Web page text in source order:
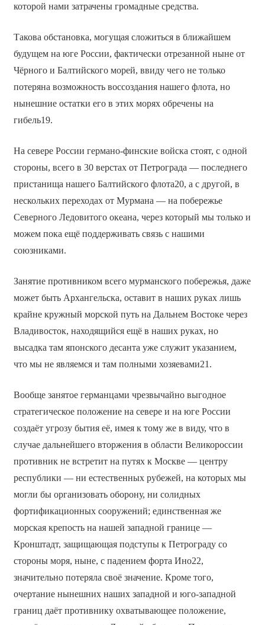
которой нами затрачены громадные средства.
Такова обстановка, могущая сложиться в ближайшем
будущем на юге России, фактически отрезанной ныне от
Чёрного и Балтийского морей, ввиду чего не только
потеряна возможность воссоздания нашего флота, но
нынешние остатки его в этих морях обречены на
гибель19.
На севере России германо-финские войска стоят, с одной
стороны, всего в 30 верстах от Петрограда — последнего
пристанища нашего Балтийского флота20, а с другой, в
нескольких переходах от Мурмана — на побережье
Северного Ледовитого океана, через который мы только и
можем пока ещё поддерживать связь с нашими
союзниками.
Занятие противником всего мурманского побережья, даже
может быть Архангельска, оставит в наших руках лишь
крайне кружный морской путь на Дальнем Востоке через
Владивосток, находящийся ещё в наших руках, но
высадка там японского десанта уже служит указанием,
что мы не являемся и там полными хозяевами21.
Вообще занятое германцами чрезвычайно выгодное
стратегическое положение на севере и на юге России
создаёт угрозу бытия её, имея к тому же в виду, что в
случае дальнейшего вторжения в области Великороссии
противник не встретит на путях к Москве — центру
республики — ни естественных рубежей, на которых мы
могли бы организовать оборону, ни солидных
фортификационных сооружений; единственная же
морская крепость на нашей западной границе —
Кронштадт, защищающая подступы к Петрограду со
стороны моря, ныне, с падением форта Ино22,
значительно потеряла своё значение. Кроме того,
очертание нынешних наших западной и юго-западной
границ даёт противнику охватывающее положение,